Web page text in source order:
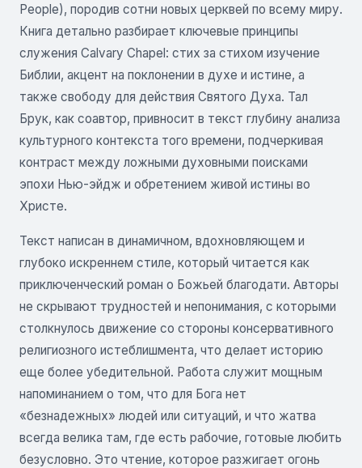
People), породив сотни новых церквей по всему миру.
Книга детально разбирает ключевые принципы
служения Calvary Chapel: стих за стихом изучение
Библии, акцент на поклонении в духе и истине, а
также свободу для действия Святого Духа. Тал
Брук, как соавтор, привносит в текст глубину анализа
культурного контекста того времени, подчеркивая
контраст между ложными духовными поисками
эпохи Нью-эйдж и обретением живой истины во
Христе.
Текст написан в динамичном, вдохновляющем и
глубоко искреннем стиле, который читается как
приключенческий роман о Божьей благодати. Авторы
не скрывают трудностей и непонимания, с которыми
столкнулось движение со стороны консервативного
религиозного истеблишмента, что делает историю
еще более убедительной. Работа служит мощным
напоминанием о том, что для Бога нет
«безнадежных» людей или ситуаций, и что жатва
всегда велика там, где есть рабочие, готовые любить
безусловно. Это чтение, которое разжигает огонь